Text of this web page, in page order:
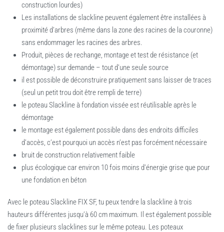
construction lourdes)
Les installations de slackline peuvent également être installées à
proximité d’arbres (même dans la zone des racines de la couronne)
sans endommager les racines des arbres.
Produit, pièces de rechange, montage et test de résistance (et
démontage) sur demande – tout d’une seule source
il est possible de déconstruire pratiquement sans laisser de traces
(seul un petit trou doit être rempli de terre)
le poteau Slackline à fondation vissée est réutilisable après le
démontage
le montage est également possible dans des endroits difficiles
d’accès, c’est pourquoi un accès n’est pas forcément nécessaire
bruit de construction relativement faible
plus écologique car environ 10 fois moins d’énergie grise que pour
une fondation en béton
Avec le poteau Slackline FIX SF, tu peux tendre la slackline à trois
hauteurs différentes jusqu’à 60 cm maximum. Il est également possible
de fixer plusieurs slacklines sur le même poteau. Les poteaux